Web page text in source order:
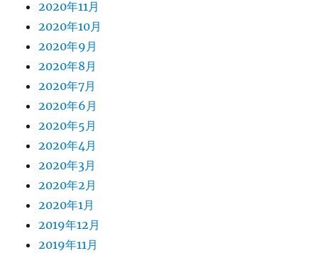
2020年11月
2020年10月
2020年9月
2020年8月
2020年7月
2020年6月
2020年5月
2020年4月
2020年3月
2020年2月
2020年1月
2019年12月
2019年11月